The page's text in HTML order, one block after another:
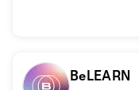
BeLEARN